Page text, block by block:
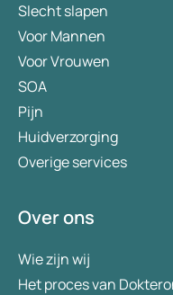
Slecht slapen
Voor Mannen
Voor Vrouwen
SOA
Pijn
Huidverzorging
Overige services
Over ons
Wie zijn wij
Het proces van